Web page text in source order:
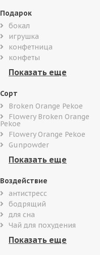
Подарок
бокал
игрушка
конфетница
конфеты
Сорт
Broken Orange Pekoe
Flowery Broken Orange
Pekoe
Flowery Orange Pekoe
Gunpowder
Воздействие
антистресс
бодрящий
для сна
Чай для похудения